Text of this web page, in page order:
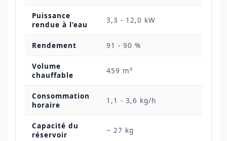
Puissance
rendue à l’eau
3,3 - 12,0 kW
Rendement 91 - 90 %
Volume
chauffable
459 m³
Consommation
horaire
1,1 - 3,6 kg/h
Capacité du
réservoir
~ 27 kg